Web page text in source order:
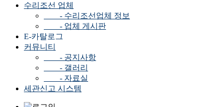
수리조선 업체
- 수리조선업체 정보
- 업체 게시판
E-카탈로그
커뮤니티
- 공지사항
- 갤러리
- 자료실
세관신고 시스템